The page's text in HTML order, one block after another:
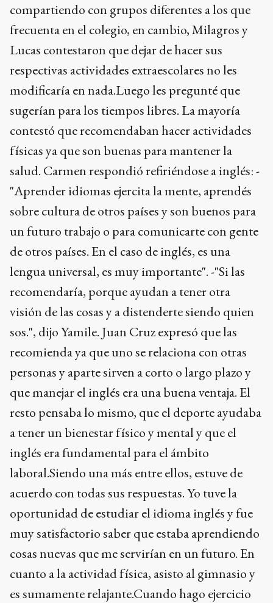
compartiendo con grupos diferentes a los que
frecuenta en el colegio, en cambio, Milagros y
Lucas contestaron que dejar de hacer sus
respectivas actividades extraescolares no les
modificaría en nada.Luego les pregunté que
sugerían para los tiempos libres. La mayoría
contestó que recomendaban hacer actividades
físicas ya que son buenas para mantener la
salud. Carmen respondió refiriéndose a inglés: -
"Aprender idiomas ejercita la mente, aprendés
sobre cultura de otros países y son buenos para
un futuro trabajo o para comunicarte con gente
de otros países. En el caso de inglés, es una
lengua universal, es muy importante". -"Si las
recomendaría, porque ayudan a tener otra
visión de las cosas y a distenderte siendo quien
sos.", dijo Yamile. Juan Cruz expresó que las
recomienda ya que uno se relaciona con otras
personas y aparte sirven a corto o largo plazo y
que manejar el inglés era una buena ventaja. El
resto pensaba lo mismo, que el deporte ayudaba
a tener un bienestar físico y mental y que el
inglés era fundamental para el ámbito
laboral.Siendo una más entre ellos, estuve de
acuerdo con todas sus respuestas. Yo tuve la
oportunidad de estudiar el idioma inglés y fue
muy satisfactorio saber que estaba aprendiendo
cosas nuevas que me servirían en un futuro. En
cuanto a la actividad física, asisto al gimnasio y
es sumamente relajante.Cuando hago ejercicio